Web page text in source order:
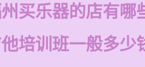
买乐器的店有哪
培训班一般多少